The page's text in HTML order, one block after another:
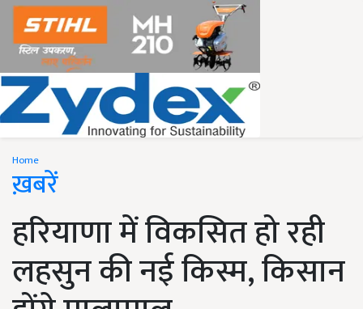
Home
ख़बरें
हरियाणा में विकसित हो रही
लहसुन की नई किस्म, किसान